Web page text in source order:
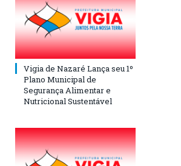
Vigia de Nazaré Lança seu 1º
Plano Municipal de
Segurança Alimentar e
Nutricional Sustentável